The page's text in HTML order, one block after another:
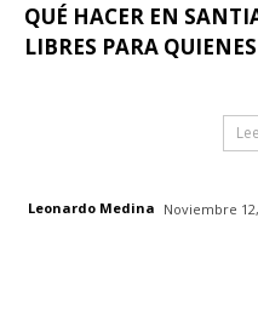
QUÉ HACER EN
LIBRES PARA
Leonardo Medina Noviembre